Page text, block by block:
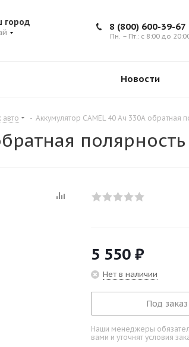
город 8 (800) 600-39-67
Пн. – Пт.: с 8:00 до
Новости
авто - Аккумулятор CAMEL 40 Ач 330А обратная
полярность
5 550 ₽
Нет в наличии
Под заказ
Наши менеджеры
вами и уточнят условия